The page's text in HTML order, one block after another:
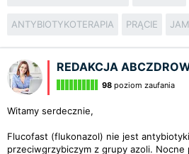
ANTYBIOTYKOTERAPIA PRĄCIE
REDAKCJA
98 poziom zaufania
Witamy serdecznie,
Flucofast (flukonazol) nie jest
przeciwgrzybiczym z grupy azoli. Nocne